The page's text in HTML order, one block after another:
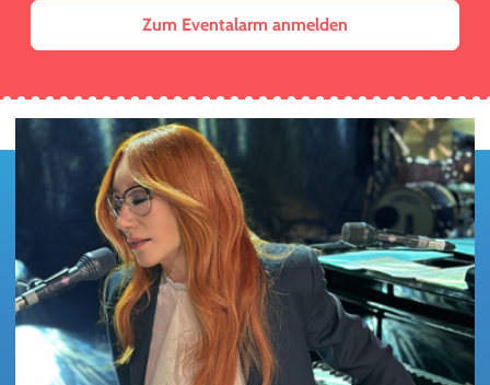
Zum Eventalarm anmelden